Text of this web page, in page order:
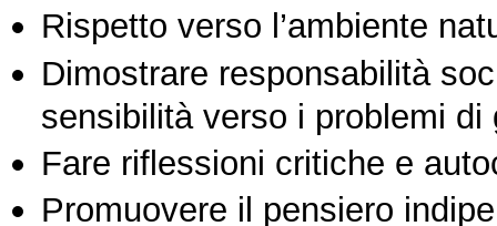
Rispetto verso l’ambiente
Dimostrare responsabilità
sensibilità verso i problemi di
Fare riflessioni critiche e
Promuovere il pensiero